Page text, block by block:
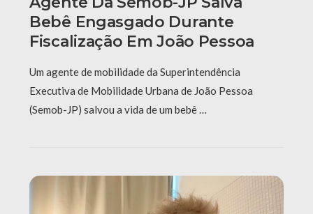
Bebê Engasgado Durante
Fiscalização Em João Pessoa
Um agente de mobilidade da Superintendência
Executiva de Mobilidade Urbana de João Pessoa
(Semob-JP) salvou a vida de um bebê …